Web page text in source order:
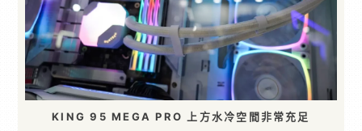
KING 95 MEGA PRO 上方水冷空間非常充足